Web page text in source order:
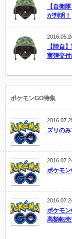
【自衛
が判明！
【陸自
実弾交付
ポケモンGO特集
ズリの
ポケモ
ポケモ
高額転売